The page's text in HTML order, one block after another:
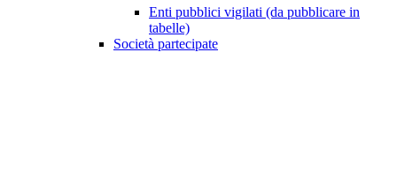
Enti pubblici vigilati (da pubblicare in
tabelle)
Società partecipate